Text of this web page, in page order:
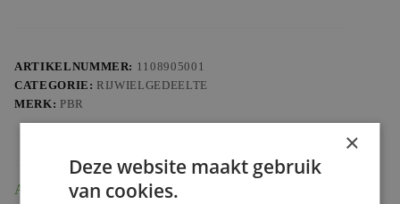
ARTIKELNUMMER: 1108905001
CATEGORIE: RIJWIELGEDEELTE
MERK: PBR
Aanvullende informatie
×
Deze website maakt gebruik
van cookies.